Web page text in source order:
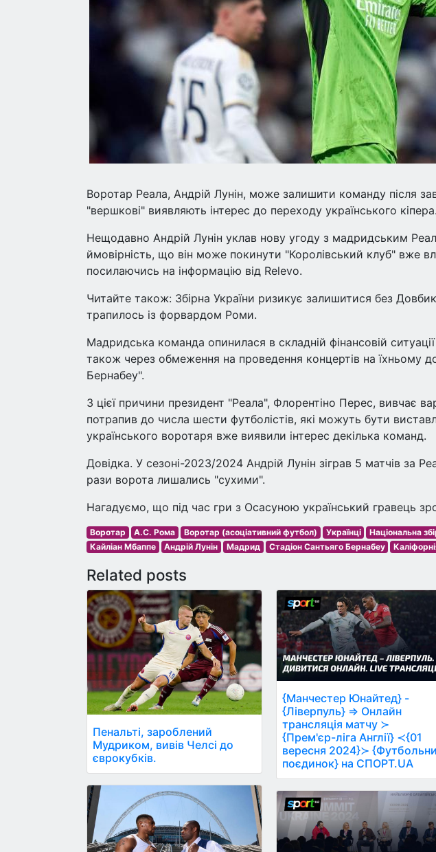
Воротар Реала, Андрій Лунін, може залишити команду після
"вершкові" виявляють інтерес до переходу українського кіпера.
Нещодавно Андрій Лунін уклав нову угоду з мадридським
ймовірність, що він може покинути "Королівський клуб" вже
посилаючись на інформацію від Relevo.
Читайте також: Збірна України ризикує залишитися без
трапилось із форвардом Роми.
Мадридська команда опинилася в складній фінансовій
також через обмеження на проведення концертів на їхньому
Бернабеу".
З цієї причини президент "Реала", Флорентіно Перес, вивчає
потрапив до числа шести футболістів, які можуть бути
українського воротаря вже виявили інтерес декілька команд.
Довідка. У сезоні-2023/2024 Андрій Лунін зіграв 5 матчів за
рази ворота лишались "сухими".
Нагадуємо, що під час гри з Осасуною український гравець
Воротар А.С. Рома Воротар (асоціативний футбол) Українці Національна
Кайліан Мбаппе
Андрій Лунін Мадрид Стадіон Сантьяго Бернабеу
Related posts
Пенальті, зароблений
Мудриком, вивів Челсі до
єврокубків.
{Манчестер Юнайтед} -
{Ліверпуль} ⇒ Онлайн
трансляція матчу ≻
{Прем'єр-ліга Англії} ≺{01
вересня 2024}≻
поєдинок} на СПОРТ.UA